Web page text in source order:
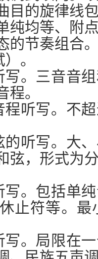
目的旋律线
纯均等、附
的节奏组合
。
。三音音组
。
听写。不超
听写。大、
弦，形式为
。包括单纯
止符等。
。局限在一